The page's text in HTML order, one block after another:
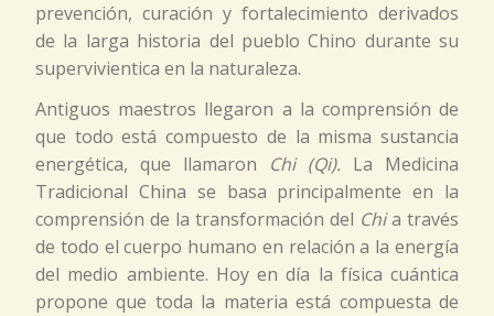
prevención, curación y fortalecimiento derivados
de la larga historia del pueblo Chino durante su
supervivientica en la naturaleza.
Antiguos maestros llegaron a la comprensión de
que todo está compuesto de la misma sustancia
energética, que llamaron Chi (Qi). La Medicina
Tradicional China se basa principalmente en la
comprensión de la transformación del Chia través
de todo el cuerpo humano en relación a la energía
del medio ambiente. Hoy en día la física cuántica
propone que toda la materia está compuesta de